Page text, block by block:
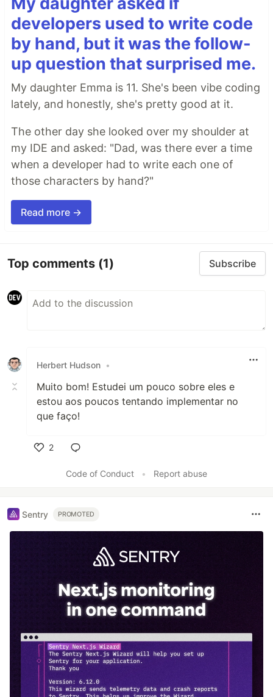
developers used to write code
by hand, but it was the follow-
up question that surprised me.
My daughter Emma is 11. She's been vibe coding
lately, and honestly, she's pretty good at it.
The other day she looked over my shoulder at
my IDE and asked: "Dad, was there ever a time
when a developer had to write each one of
those characters by hand?"
Read more →
Top comments (1) Subscribe
Herbert Hudson •
Muito bom! Estudei um pouco sobre eles e
estou aos poucos tentando implementar no
que faço!
2
Code of Conduct
• Report abuse
Sentry PROMOTED